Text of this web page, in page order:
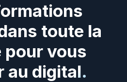
toute la
pour vous
au digital.